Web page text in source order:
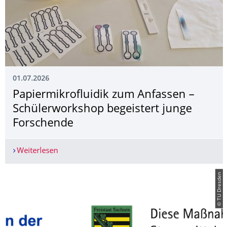
01.07.2026
Papiermikrofluidik zum Anfassen –
Schülerworkshop begeistert junge
Forschende
Weiterlesen
© TU Dresden